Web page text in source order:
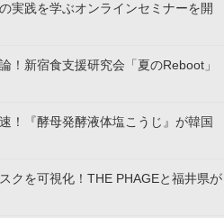
実践を学ぶオンラインセミナーを開
！新宿食支援研究会「夏のReboot」
！『酵母発酵液体塩こうじ』が韓国
クを可視化！THE PHAGEと福井県が